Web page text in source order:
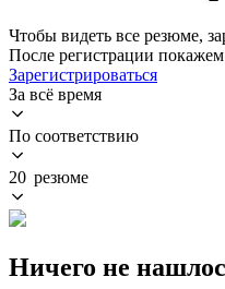
Чтобы видеть все резюме,
После регистрации
Зарегистрироваться
За всё время
По соответствию
20 резюме
Ничего не